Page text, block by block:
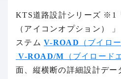
KTS道路設計シリーズ ※1「
（アイコンオプション）
ステムV-ROAD （ブイロ
V-ROAD/M （ブイロード
面、縦横断の詳細設計デー